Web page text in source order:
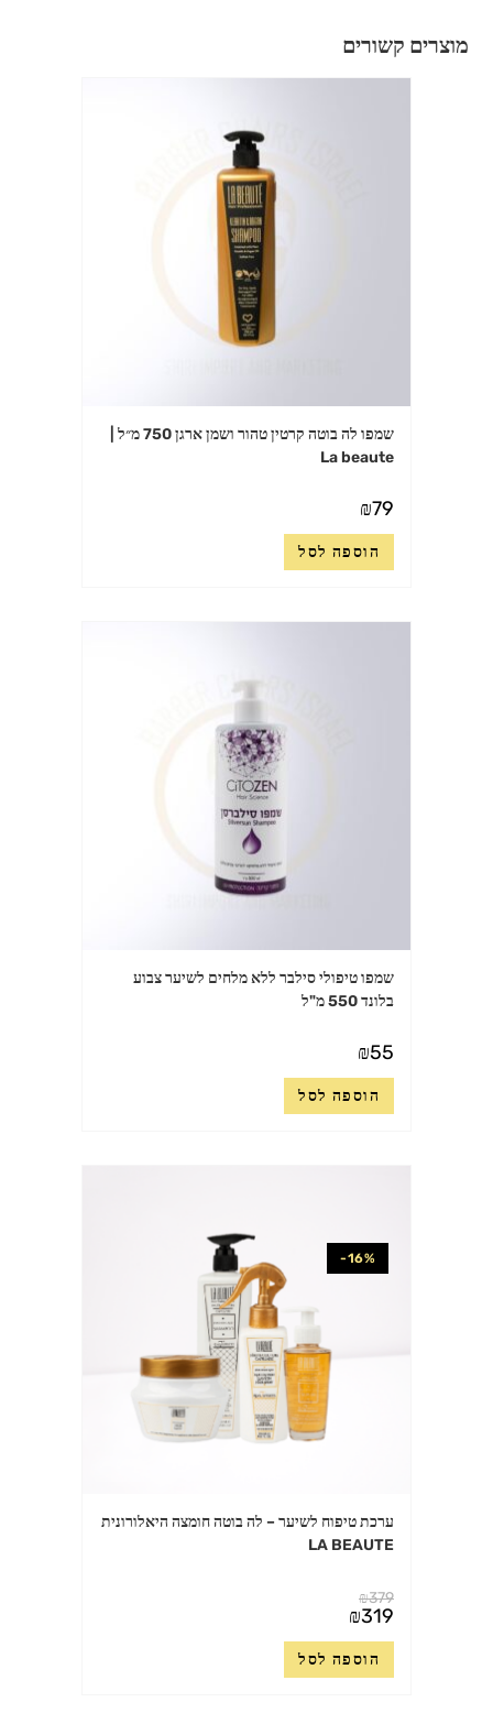
מוצרים קשורים
שמפו לה בוטה קרטין טהור ושמן ארגן 750 מ״ל |
La beaute
₪79
הוספה לסל
שמפו טיפולי סילבר ללא מלחים לשיער צבוע
בלונד 550 מ"ל
₪55
הוספה לסל
-16%
ערכת טיפוח לשיער – לה בוטה חומצה היאלורונית
LA BEAUTE
₪379
המחיר
המקורי
היה:
₪379.
₪319
הנוכחי
הוא:
₪319.
הוספה לסל